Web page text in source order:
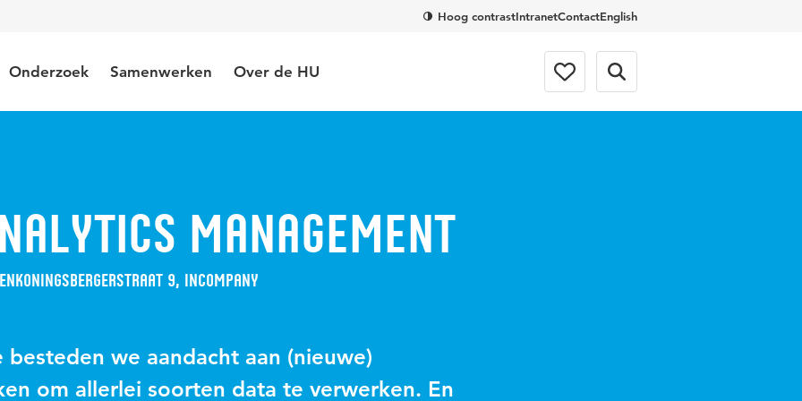
Hoog contrastIntranetContactEnglish
Onderzoek Samenwerken Over de HU
Management
Koningsbergerstraat 9, Incompany
we aandacht aan (nieuwe)
om allerlei soorten data te verwerken. En